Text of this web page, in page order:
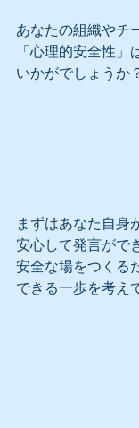
あなたの組織やチ
「心理的安全性」
いかがでしょうか
まずはあなた自身
安心して発言がで
安全な場をつくる
できる一歩を考え